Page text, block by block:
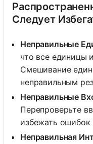
Следует
Неправильные
что все единицы
Смешивание
неправильным
Неправильные
Перепроверьте
избежать ошибок
Неправильная